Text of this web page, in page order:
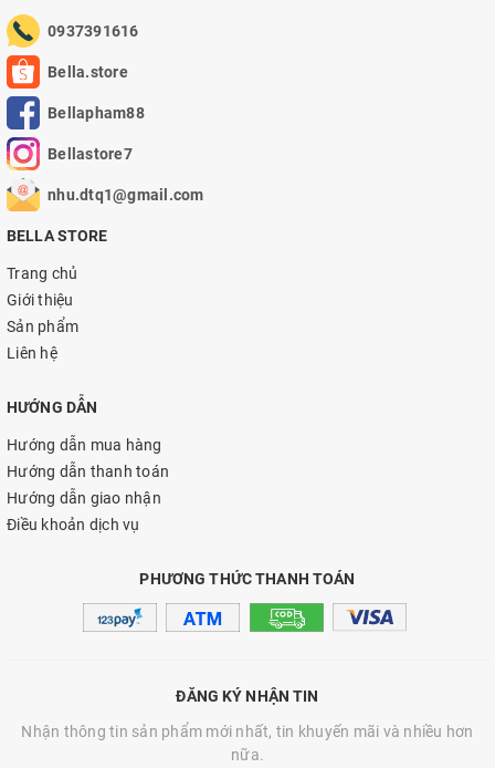
0937391616
Bella.store
Bellapham88
Bellastore7
nhu.dtq1@gmail.com
BELLA STORE
Trang chủ
Giới thiệu
Sản phẩm
Liên hệ
HƯỚNG DẪN
Hướng dẫn mua hàng
Hướng dẫn thanh toán
Hướng dẫn giao nhận
Điều khoản dịch vụ
PHƯƠNG THỨC THANH TOÁN
ĐĂNG KÝ NHẬN TIN
Nhận thông tin sản phẩm mới nhất, tin khuyến mãi và nhiều hơn
nữa.